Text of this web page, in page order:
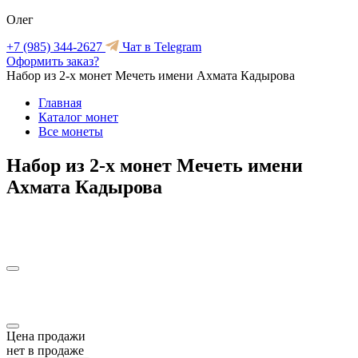
Олег
+7 (985) 344-2627
Чат в Telegram
Оформить заказ?
Набор из 2-х монет Мечеть имени Ахмата Кадырова
Главная
Каталог монет
Все монеты
Набор из 2-х монет Мечеть имени
Ахмата Кадырова
Цена продажи
нет в продаже